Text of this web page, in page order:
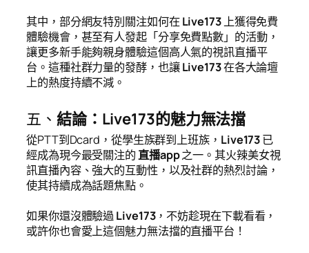
其中，部分網友特別關注如何在Live173上獲得免費
體驗機會，甚至有人發起「分享免費點數」的活動，
讓更多新手能夠親身體驗這個高人氣的視訊直播平
台。這種社群力量的發酵，也讓Live173在各大論壇
上的熱度持續不減。
五、 結論：Live173的魅力無法擋
從PTT到Dcard，從學生族群到上班族， Live173已
經成為現今最受關注的直播app之一。其火辣美女視
訊直播內容、強大的互動性，以及社群的熱烈討論，
使其持續成為話題焦點。
如果你還沒體驗過Live173，不妨趁現在下載看看，
或許你也會愛上這個魅力無法擋的直播平台！